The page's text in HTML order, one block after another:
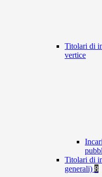
Titolari di
vertice
Titolari di
generali) 8